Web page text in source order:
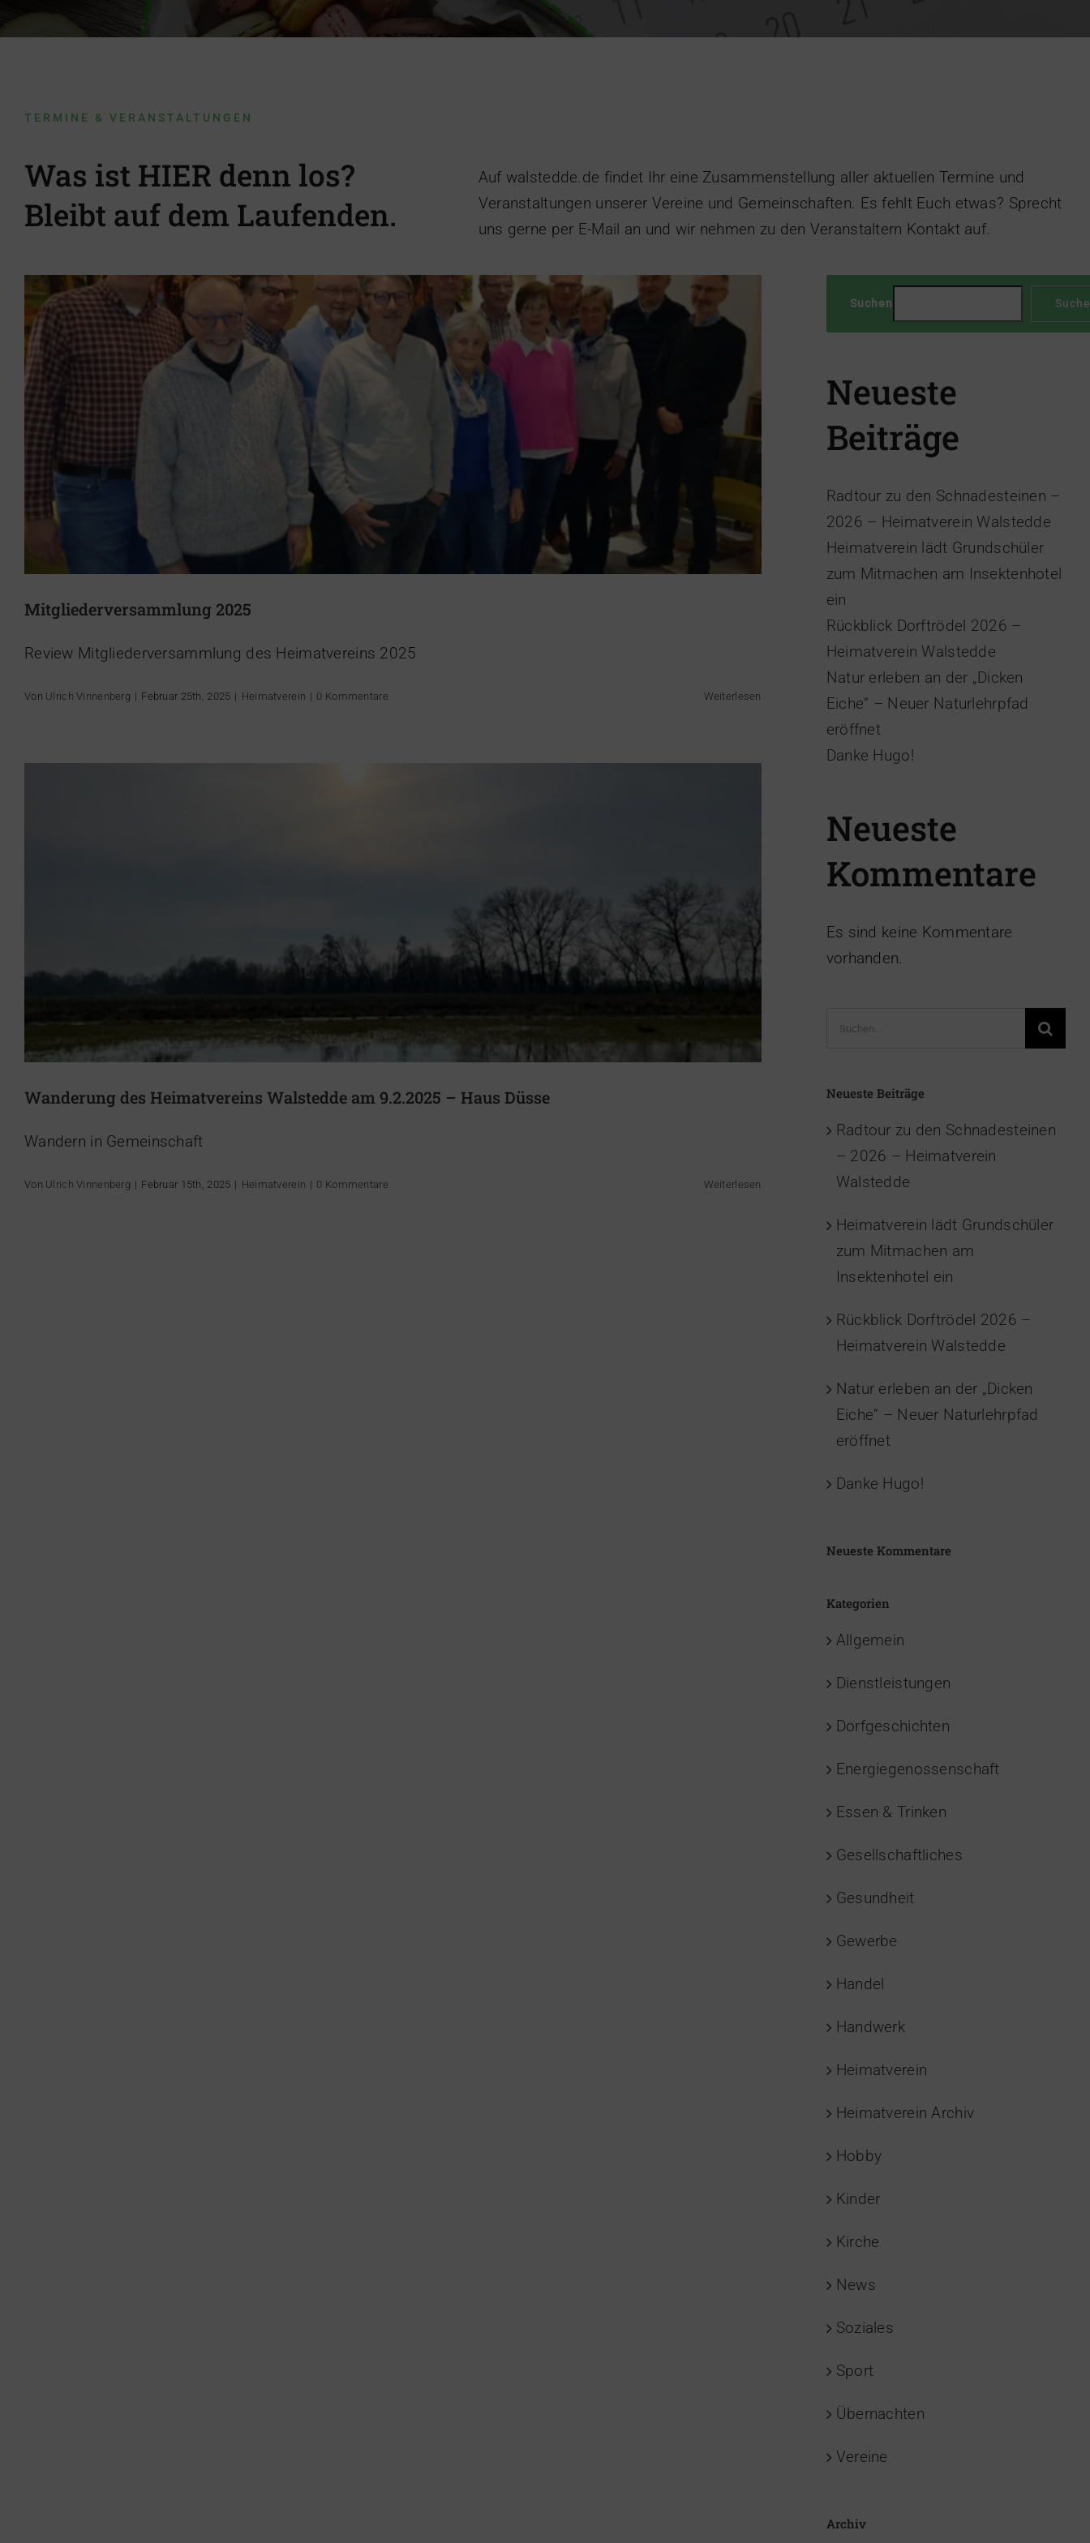
TERMINE & VERANSTALTUNGEN
Was ist HIER denn los?
Bleibt auf dem Laufenden.
Auf walstedde.de findet Ihr eine Zusammenstellung aller aktuellen Termine und
Veranstaltungen unserer Vereine und Gemeinschaften. Es fehlt Euch etwas? Sprecht
uns gerne per E-Mail an und wir nehmen zu den Veranstaltern Kontakt auf.
Mitgliederversammlung 2025
Review Mitgliederversammlung des Heimatvereins 2025
Von Ulrich Vinnenberg | Februar 25th, 2025 | Heimatverein | 0 Kommentare Weiterlesen
Wanderung des Heimatvereins Walstedde am 9.2.2025 – Haus Düsse
Wanderung des Heimatvereins Walstedde am 9.2.2025 – Haus Düsse
Wandern in Gemeinschaft
Von Ulrich Vinnenberg | Februar 15th, 2025 | Heimatverein | 0 Kommentare Weiterlesen
Suchen
Neueste
Beiträge
Radtour zu den Schnadesteinen –
2026 – Heimatverein Walstedde
Heimatverein lädt Grundschüler
zum Mitmachen am Insektenhotel
ein
Rückblick Dorftrödel 2026 –
Heimatverein Walstedde
Natur erleben an der „Dicken
Eiche“ – Neuer Naturlehrpfad
eröffnet
Danke Hugo!
Neueste
Kommentare
Es sind keine Kommentare
vorhanden.
Suche
Neueste Beiträge
Radtour zu den Schnadesteinen
– 2026 – Heimatverein
Walstedde
Heimatverein lädt Grundschüler
zum Mitmachen am
Insektenhotel ein
Rückblick Dorftrödel 2026 –
Heimatverein Walstedde
Natur erleben an der „Dicken
Eiche“ – Neuer Naturlehrpfad
eröffnet
Danke Hugo!
Neueste Kommentare
Kategorien
Allgemein
Dienstleistungen
Dorfgeschichten
Energiegenossenschaft
Essen & Trinken
Gesellschaftliches
Gesundheit
Gewerbe
Handel
Handwerk
Heimatverein
Heimatverein Archiv
Hobby
Kinder
Kirche
News
Soziales
Sport
Übernachten
Vereine
Archiv